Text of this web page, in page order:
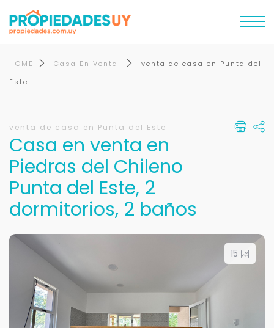
HOME Casa En Venta
venta de casa en Punta del
Este
venta de casa en Punta del Este
Casa en venta en
Piedras del Chileno
Punta del Este, 2
dormitorios, 2 baños
15